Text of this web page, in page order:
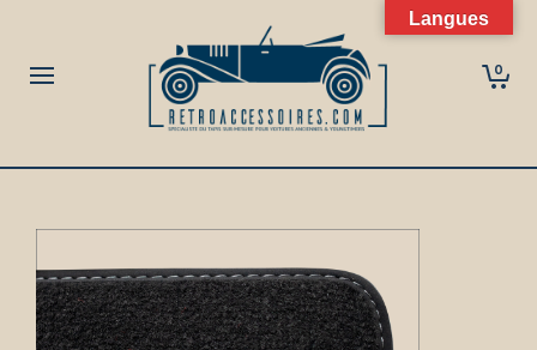
0
Langues